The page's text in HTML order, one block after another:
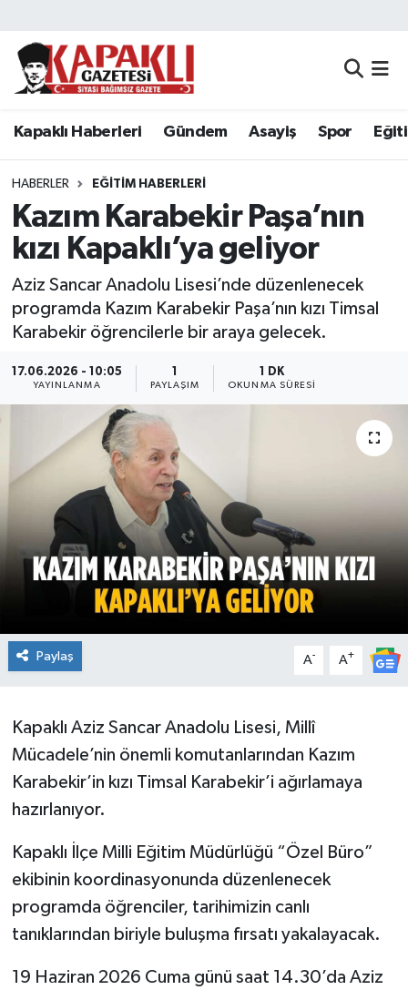
Kapaklı Haberleri Gündem Asayiş Spor
HABERLER EĞITIM HABERLERI
Kazım Karabekir Paşa’nın
kızı Kapaklı’ya geliyor
Aziz Sancar Anadolu Lisesi’nde düzenlenecek
programda Kazım Karabekir Paşa’nın kızı Timsal
Karabekir öğrencilerle bir araya gelecek.
17.06.2026 - 10:05
YAYINLANMA
1
PAYLAŞIM
1 DK
OKUNMA SÜRESI
Paylaş A- A+
Kapaklı Aziz Sancar Anadolu Lisesi, Millî
Mücadele’nin önemli komutanlarından Kazım
Karabekir’in kızı Timsal Karabekir’i ağırlamaya
hazırlanıyor.
Kapaklı İlçe Milli Eğitim Müdürlüğü “Özel Büro”
ekibinin koordinasyonunda düzenlenecek
programda öğrenciler, tarihimizin canlı
tanıklarından biriyle buluşma fırsatı yakalayacak.
19 Haziran 2026 Cuma günü saat 14.30’da Aziz
Kapaklı Haberleri
Asayiş
Spor
Eğitim
Siyaset
Ekonomi
Sağlık
Teknoloji
Yaşam
Tekirdağ Nöbetçi Eczaneler
Tekirdağ Namaz Vakitleri
Tekirdağ Trafik Yoğunluk Haritası
Süper Lig Puan Durumu ve Fikstür
Tüm Manşetler
Haber Arşivi